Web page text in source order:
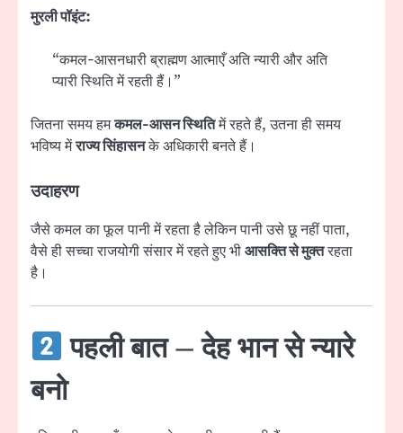
मुरली पॉइंट:
“कमल-आसनधारी ब्राह्मण आत्माएँ अति न्यारी और अति
प्यारी स्थिति में रहती हैं।”
जितना समय हमकमल-आसन स्थितिमें रहते हैं, उतना ही समय
भविष्य मेंराज्य सिंहासनके अधिकारी बनते हैं।
उदाहरण
जैसे कमल का फूल पानी में रहता है लेकिन पानी उसे छू नहीं पाता,
वैसे ही सच्चा राजयोगी संसार में रहते हुए भीआसक्ति से मुक्तरहता
है।
पहली बात –देह भान से न्यारे
बनो